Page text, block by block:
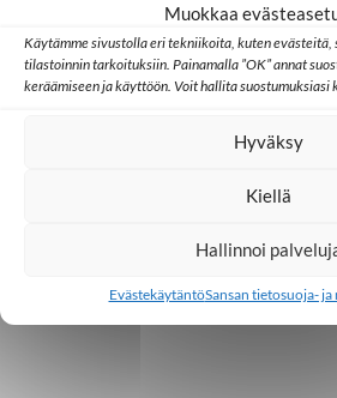
Muokkaa
Käytämme sivustolla eri tekniikoita, kuten evästeitä,
tilastoinnin tarkoituksiin. Painamalla ”OK” annat
keräämiseen ja käyttöön. Voit hallita suostumuksiasi
Hyväksy
Kiellä
Hallinnoi
EvästekäytäntöSansan tietosuoja-